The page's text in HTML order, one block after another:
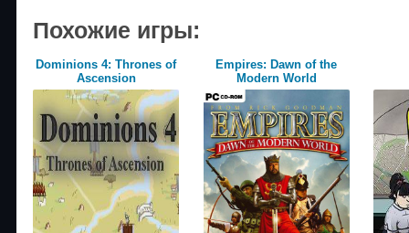
Похожие игры:
Dominions 4: Thrones of
Ascension
Empires: Dawn of the
Modern World